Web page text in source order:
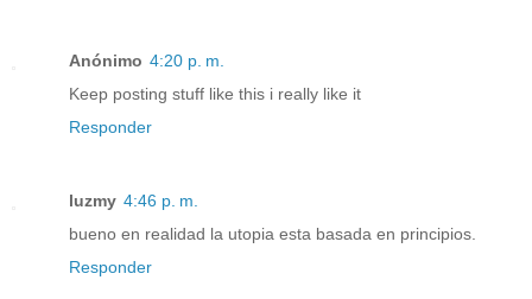
Anónimo 4:20 p. m.
Keep posting stuff like this i really like it
Responder
luzmy 4:46 p. m.
bueno en realidad la utopia esta basada en principios.
Responder